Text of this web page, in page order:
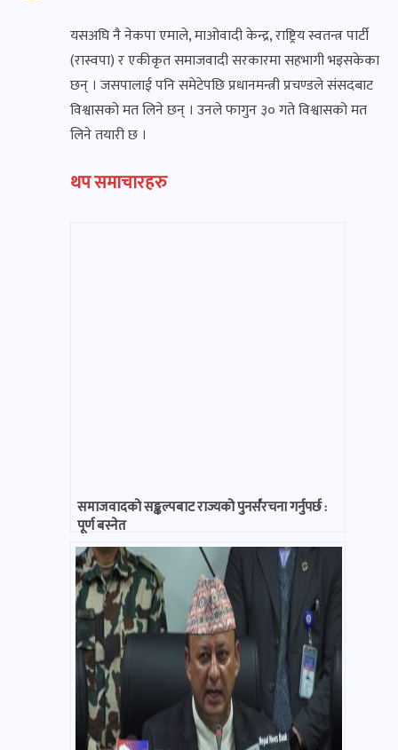
यसअघि नै नेकपा एमाले, माओवादी केन्द्र, राष्ट्रिय स्वतन्त्र पार्टी
(रास्वपा) र एकीकृत समाजवादी सरकारमा सहभागी भइसकेका
छन् । जसपालाई पनि समेटेपछि प्रधानमन्त्री प्रचण्डले संसदबाट
विश्वासको मत लिने छन् । उनले फागुन ३० गते विश्वासको मत
लिने तयारी छ ।
थप समाचारहरु
समाजवादको सङ्कल्पबाट राज्यको पुनर्संरचना गर्नुपर्छ :
पूर्ण बस्नेत